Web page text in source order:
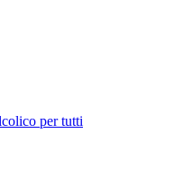
per tutti